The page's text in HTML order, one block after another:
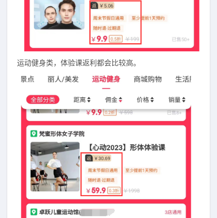
运动健身类，体验课返利都会比较高。